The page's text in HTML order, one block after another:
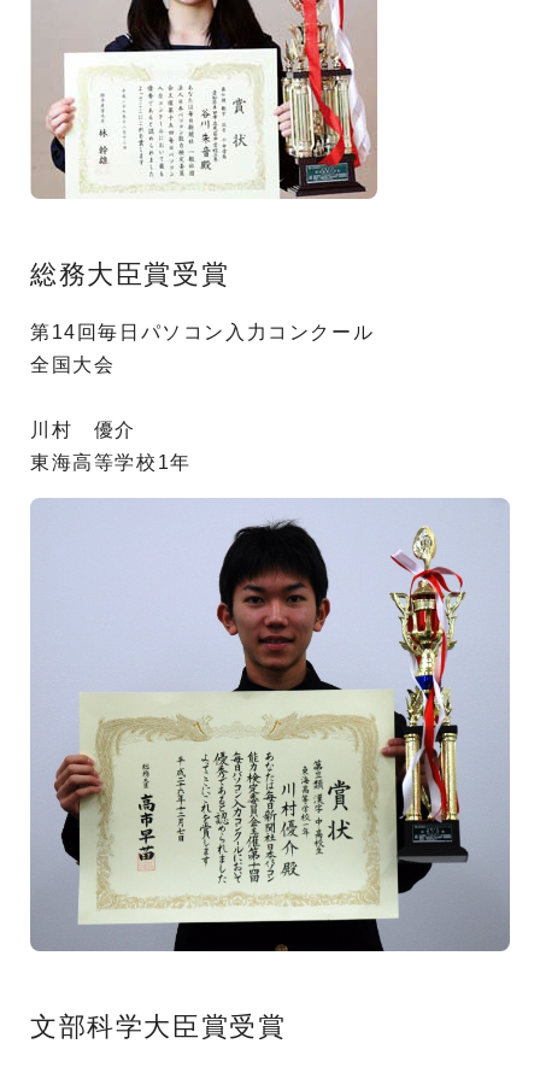
総務大臣賞受賞
第14回毎日パソコン入力コンクール
全国大会
川村 優介
東海高等学校1年
文部科学大臣賞受賞